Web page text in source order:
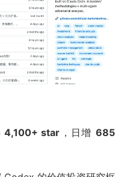
4,100+ star ，日增685